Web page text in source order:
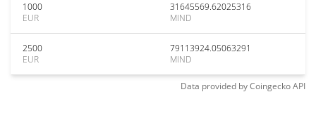
1000
EUR
31645569.62025316
MIND
2500
EUR
79113924.05063291
MIND
Data provided byCoingeckoAPI